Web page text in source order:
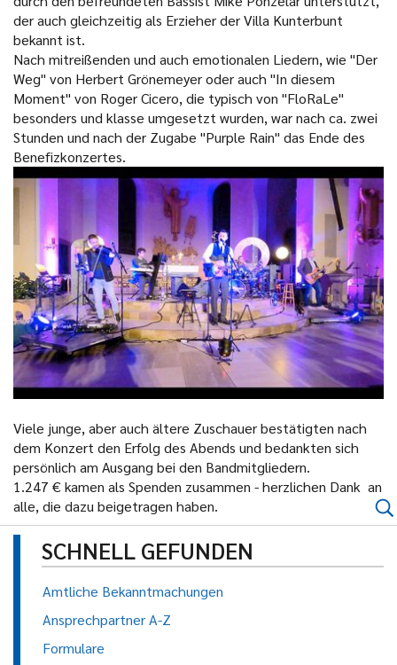
der auch gleichzeitig als Erzieher der Villa Kunterbunt
bekannt ist.
Nach mitreißenden und auch emotionalen Liedern, wie "Der
Weg" von Herbert Grönemeyer oder auch "In diesem
Moment" von Roger Cicero, die typisch von "FloRaLe"
besonders und klasse umgesetzt wurden, war nach ca. zwei
Stunden und nach der Zugabe "Purple Rain" das Ende des
Benefizkonzertes.
Viele junge, aber auch ältere Zuschauer bestätigten nach
dem Konzert den Erfolg des Abends und bedankten sich
persönlich am Ausgang bei den Bandmitgliedern.
1.247 € kamen als Spenden zusammen - herzlichen Dank an
alle, die dazu beigetragen haben.
SCHNELL GEFUNDEN
Amtliche Bekanntmachungen
Ansprechpartner A-Z
Formulare